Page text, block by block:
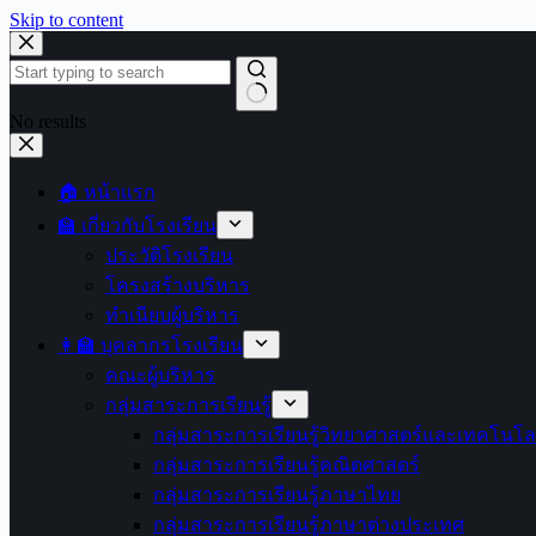
Skip to content
No results
🏠 หน้าแรก
🏫 เกี่ยวกับโรงเรียน
ประวัติโรงเรียน
โครงสร้างบริหาร
ทำเนียบผู้บริหาร
👩‍🏫 บุคลากรโรงเรียน
คณะผู้บริหาร
กลุ่มสาระการเรียนรู้
กลุ่มสาระการเรียนรู้วิทยาศาสตร์และเทคโนโ
กลุ่มสาระการเรียนรู้คณิตศาสตร์
กลุ่มสาระการเรียนรู้ภาษาไทย
กลุ่มสาระการเรียนรู้ภาษาต่างประเทศ